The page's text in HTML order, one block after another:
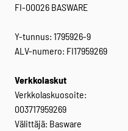
FI-00026 BASWARE
Y-tunnus: 1795926-9
ALV-numero: FI17959269
Verkkolaskut
Verkkolaskuosoite:
003717959269
Välittäjä: Basware